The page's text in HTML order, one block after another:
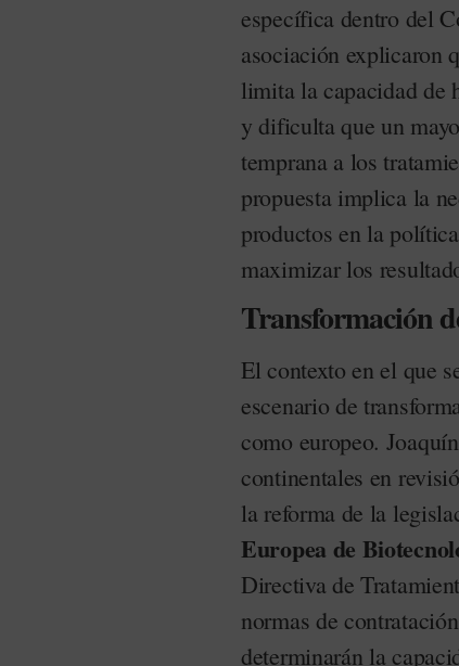
específica dentro del
asociación explicaron
limita la capacidad de
y dificulta que un
temprana a los
propuesta implica la
productos en la
maximizar los
Transformación
El contexto en el que
escenario de
como europeo.
continentales en
la reforma de la
Europea de
Directiva de
normas de
determinarán la